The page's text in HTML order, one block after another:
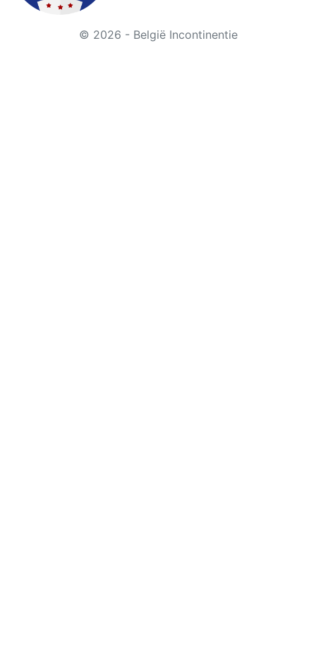
© 2026 - België Incontinentie